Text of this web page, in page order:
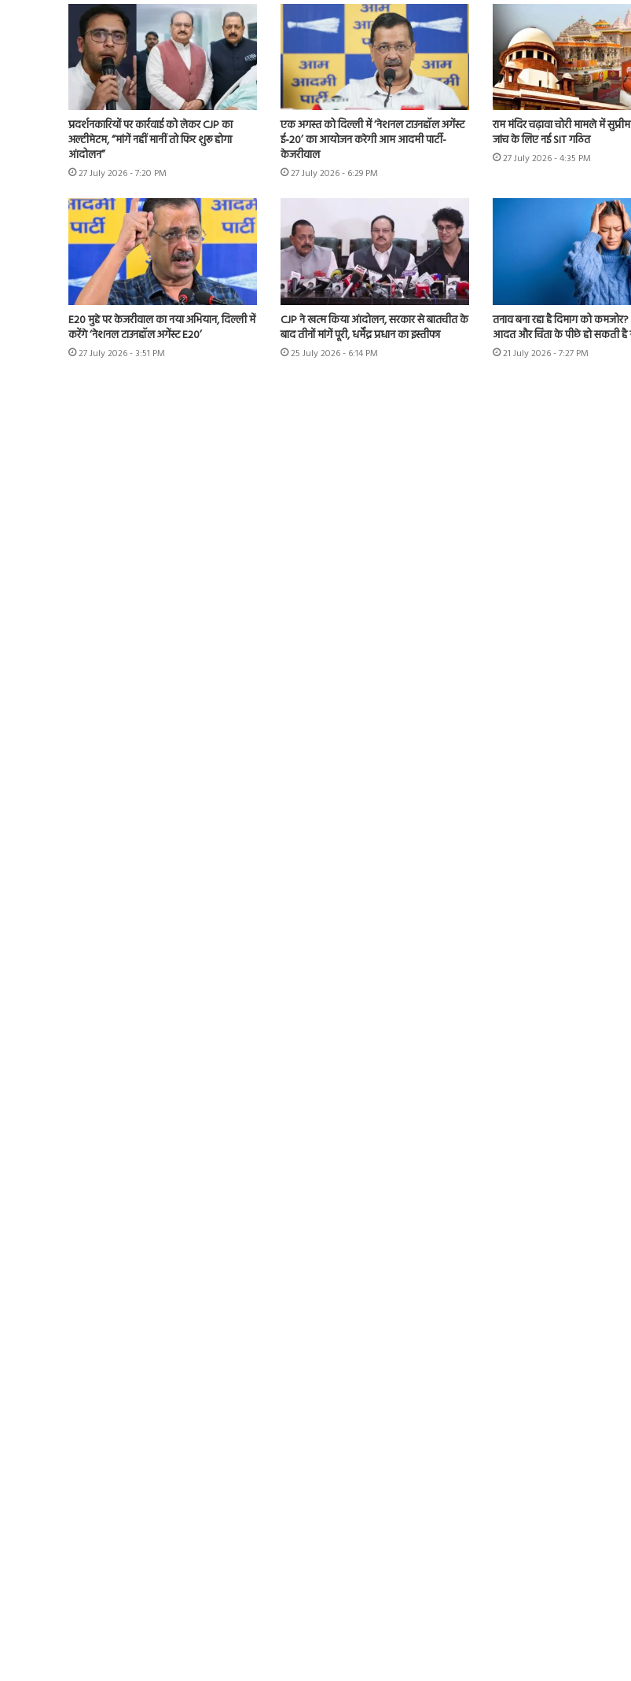
प्रदर्शनकारियों पर कार्रवाई को लेकर CJP का
अल्टीमेटम, “मांगें नहीं मानीं तो फिर शुरू होगा
आंदोलन”
27 July 2026 - 7:20 PM
एक अगस्त को दिल्ली में ‘नेशनल टाउनहॉल अगेंस्ट
ई-20’ का आयोजन करेगी आम आदमी पार्टी-
केजरीवाल
27 July 2026 - 6:29 PM
राम मंदिर चढ़ावा चोरी मामले में
जांच के लिए नई SIT गठित
27 July 2026 - 4:35 PM
E20 मुद्दे पर केजरीवाल का नया अभियान, दिल्ली में
करेंगे ‘नेशनल टाउनहॉल अगेंस्ट E20’
27 July 2026 - 3:51 PM
CJP ने खत्म किया आंदोलन, सरकार से बातचीत के
बाद तीनों मांगें पूरी, धर्मेंद्र प्रधान का इस्तीफा
25 July 2026 - 6:14 PM
तनाव बना रहा है दिमाग को
आदत और चिंता के पीछे हो सकती
21 July 2026 - 7:27 PM